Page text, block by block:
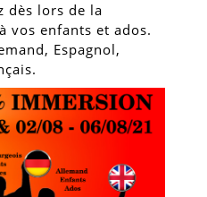
dès lors de la
vos enfants et ados.
Espagnol,